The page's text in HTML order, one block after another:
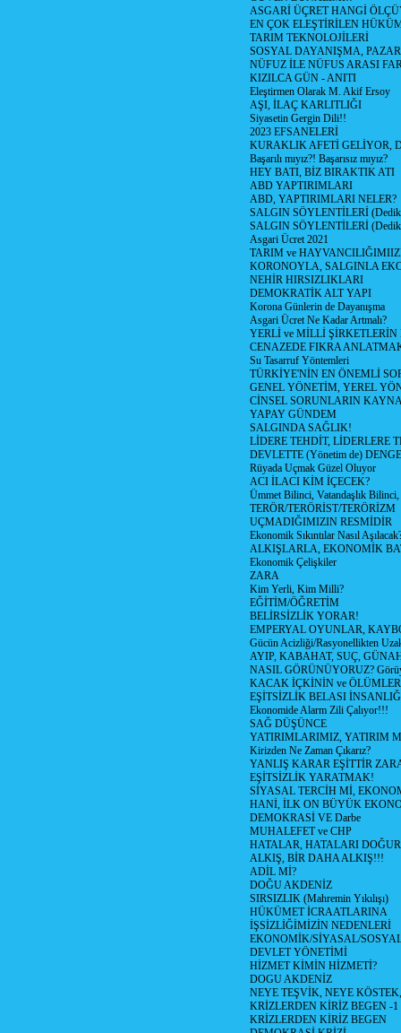
ASGARİ ÜÇRET HANGİ
EN ÇOK ELEŞTİRİLEN
TARIM TEKNOLOJİLERİ
SOSYAL DAYANIŞMA,
NÜFUZ İLE NÜFUS ARASI
KIZILCA GÜN - ANITI
Eleştirmen Olarak M. Akif Ersoy
AŞI, İLAÇ KARLITLIĞI
Siyasetin Gergin Dili!!
2023 EFSANELERİ
KURAKLIK AFETİ GELİYOR,
Başarılı mıyız?! Başarısız mıyız?
HEY BATI, BİZ BIRAKTIK ATI
ABD YAPTIRIMLARI
ABD, YAPTIRIMLARI NELER?
SALGIN SÖYLENTİLERİ
SALGIN SÖYLENTİLERİ
Asgari Ücret 2021
TARIM ve
KORONOYLA, SALGINLA
NEHİR HIRSIZLIKLARI
DEMOKRATİK ALT YAPI
Korona Günlerin de Dayanışma
Asgari Ücret Ne Kadar Artmalı?
YERLİ ve MİLLİ
CENAZEDE FIKRA
Su Tasarruf Yöntemleri
TÜRKİYE'NİN EN ÖNEMLİ
GENEL YÖNETİM, YEREL
CİNSEL SORUNLARIN
YAPAY GÜNDEM
SALGINDA SAĞLIK!
LİDERE TEHDİT, LİDERLERE
DEVLETTE (Yönetim de)
Rüyada Uçmak Güzel Oluyor
ACI İLACI KİM İÇECEK?
Ümmet Bilinci, Vatandaşlık
TERÖR/TERÖRİST/TERÖRİZM
UÇMADIĞIMIZIN RESMİDİR
Ekonomik Sıkıntılar Nasıl
ALKIŞLARLA, EKONOMİK
Ekonomik Çelişkiler
ZARA
Kim Yerli, Kim Milli?
EĞİTİM/ÖĞRETİM
BELİRSİZLİK YORAR!
EMPERYAL OYUNLAR,
Gücün Acizliği/Rasyonellikten
AYIP, KABAHAT, SUÇ,
NASIL GÖRÜNÜYORUZ?
KACAK İÇKİNİN ve
EŞİTSİZLİK BELASI
Ekonomide Alarm Zili Çalıyor!!!
SAĞ DÜŞÜNCE
YATIRIMLARIMIZ, YATIRIM
Kirizden Ne Zaman Çıkarız?
YANLIŞ KARAR EŞİTTİR
EŞİTSİZLİK YARATMAK!
SİYASAL TERCİH Mİ,
HANİ, İLK ON BÜYÜK
DEMOKRASİ VE Darbe
MUHALEFET ve CHP
HATALAR, HATALARI
ALKIŞ, BİR DAHA ALKIŞ!!!
ADİL Mİ?
DOĞU AKDENİZ
SIRSIZLIK (Mahremin Yıkılışı)
HÜKÜMET İCRAATLARINA
İŞSİZLİĞİMİZİN NEDENLERİ
EKONOMİK/SİYASAL/
DEVLET YÖNETİMİ
HİZMET KİMİN HİZMETİ?
DOGU AKDENİZ
NEYE TEŞVİK, NEYE
KRİZLERDEN KİRİZ BEGEN -1
KRİZLERDEN KİRİZ BEGEN